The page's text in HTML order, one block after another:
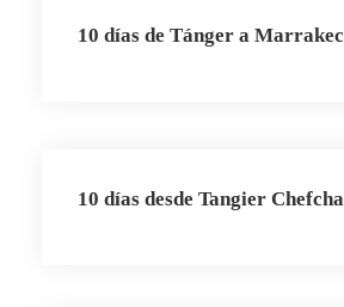
10 días de Tánger a
10 días desde Tangier